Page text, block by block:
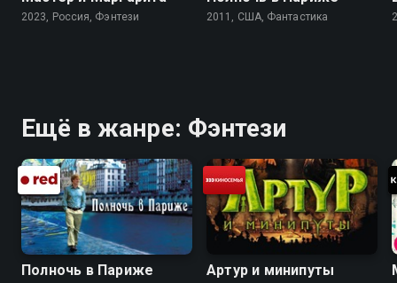
2023, Россия, Фэнтези 2011, США, Фантастика
Ещё в жанре: Фэнтези
Полночь в Париже Артур и минипуты